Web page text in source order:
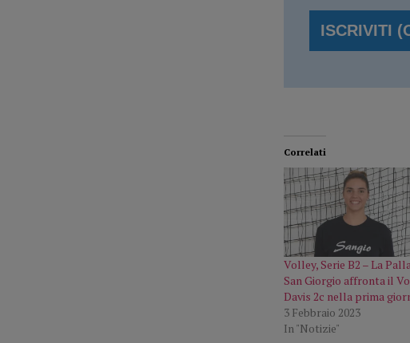
Correlati
Volley, Serie B2 – La
San Giorgio affronta il
Davis 2c nella prima
3 Febbraio 2023
In "Notizie"